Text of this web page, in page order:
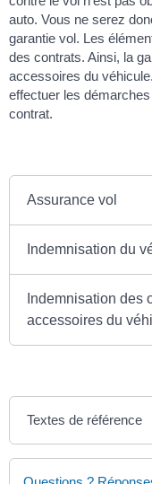
auto. Vous ne serez
garantie vol. Les
des contrats. Ainsi, la
accessoires du
effectuer les
contrat.
Assurance vol
Indemnisation du
Indemnisation des
accessoires du
Textes de référence